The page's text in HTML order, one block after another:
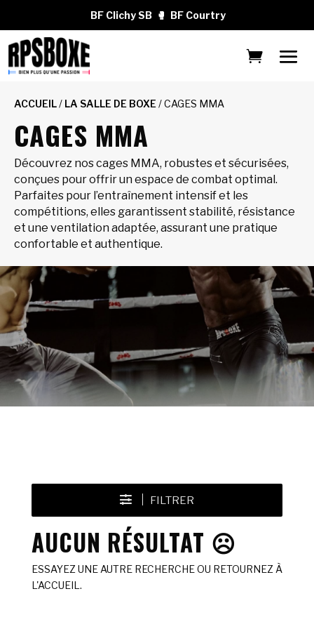
BF Clichy SB 🥊 BF Courtry
ACCUEIL/ LA SALLE DE BOXE / CAGES MMA
CAGES MMA
Découvrez nos cages MMA, robustes et sécurisées,
conçues pour offrir un espace de combat optimal.
Parfaites pour l’entraînement intensif et les
compétitions, elles garantissent stabilité, résistance
et une ventilation adaptée, assurant une pratique
confortable et authentique.
FILTRER
AUCUN RÉSULTAT ☹️
ESSAYEZ UNE AUTRE RECHERCHE OU RETOURNEZ À
L'ACCUEIL.